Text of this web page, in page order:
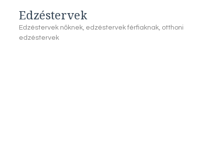
Edzéstervek
Edzéstervek nőknek, edzéstervek férfiaknak, otthoni
edzéstervek